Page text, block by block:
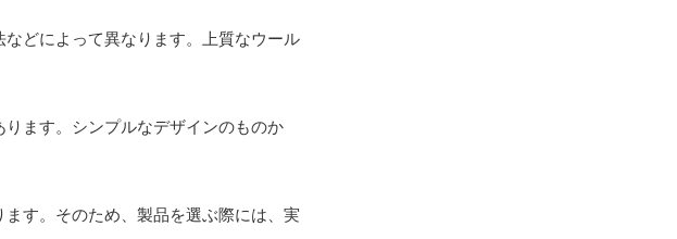
どによって異なります。上質なウール
ます。シンプルなデザインのものか
す。そのため、製品を選ぶ際には、実